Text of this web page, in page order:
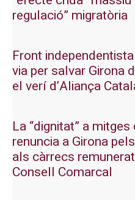
regulació” migratòria
Front
via per salvar Girona
el verí d’Aliança
La “dignitat” a
renuncia a Girona
als càrrecs
Consell Comarcal